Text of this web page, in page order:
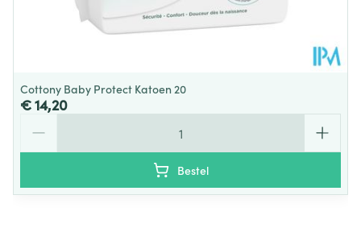
Cottony Baby Protect Katoen 20
€ 14,20
Bestel